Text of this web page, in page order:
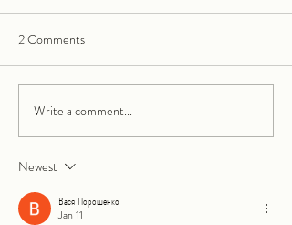
Bronnbach Monastery: A
Fascinating Journey Through
History
2 Comments
Write a comment...
Newest
Вася Порошенко
Jan 11